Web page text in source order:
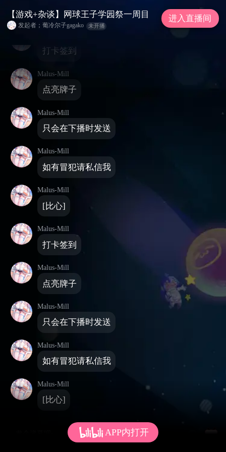
子） 不要等我 怕你爱我
打卡签到
Malus-Mill
点亮牌子
Malus-Mill
只会在下播时发送
Malus-Mill
如有冒犯请私信我
Malus-Mill
[比心]
Malus-Mill
打卡签到
Malus-Mill
点亮牌子
Malus-Mill
只会在下播时发送
Malus-Mill
如有冒犯请私信我
Malus-Mill
[比心]
【游戏+杂谈】网球王子学园祭一周目
发起者；葡冷尔子gagako 未开播
进入直播间
APP内打开